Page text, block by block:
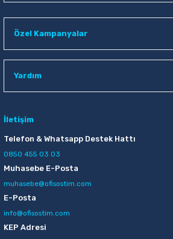
Özel Kampanyalar
Yardım
İletişim
Telefon & Whatsapp Destek Hattı
0850 455 03 03
Muhasebe E-Posta
muhasebe@ofisostim.com
E-Posta
info@ofisostim.com
KEP Adresi